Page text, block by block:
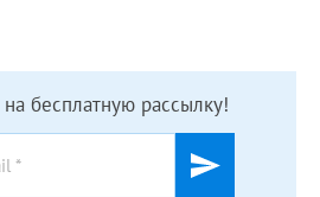
бесплатную рассылку!